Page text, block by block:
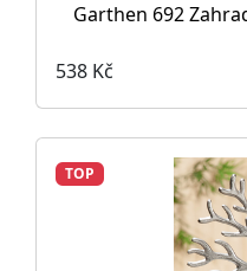
Garthen 692
538 Kč
TOP